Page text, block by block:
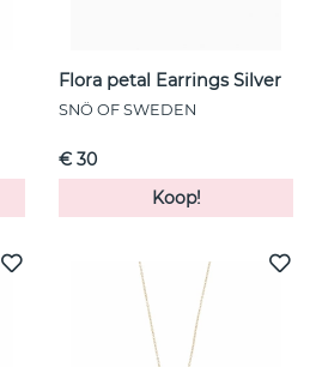
Flora petal Earrings Silver
SNÖ OF SWEDEN
€ 30
Koop!